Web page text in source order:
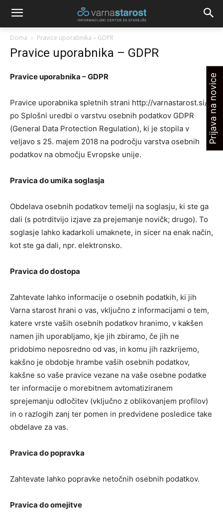
Doma Pravice uporabnika – GDPR
Pravice uporabnika – GDPR
Pravice uporabnika – GDPR
Pravice uporabnika spletnih strani http://varnastarost.si/
po Splošni uredbi o varstvu osebnih podatkov GDPR
(General Data Protection Regulation), ki je stopila v
veljavo s 25. majem 2018 na področju varstva osebnih
podatkov na območju Evropske unije.
Pravica do umika soglasja
Obdelava osebnih podatkov temelji na soglasju, ki ste ga
dali (s potrditvijo izjave za prejemanje novičk; drugo). To
soglasje lahko kadarkoli umaknete, in sicer na enak način,
kot ste ga dali, npr. elektronsko.
Pravica do dostopa
Zahtevate lahko informacije o osebnih podatkih, ki jih
Varna starost hrani o vas, vključno z informacijami o tem,
katere vrste vaših osebnih podatkov hranimo, v kakšen
namen jih uporabljamo, kje jih zbiramo, če jih ne
pridobimo neposredno od vas, in komu jih razkrijemo,
kakšno je obdobje hrambe vaših osebnih podatkov,
kakšne so vaše pravice vezane na vaše osebne podatke
ter informacije o morebitnem avtomatiziranem
sprejemanju odločitev (vključno z oblikovanjem profilov)
in o razlogih zanj ter pomen in predvidene posledice take
obdelave za vas.
Pravica do popravka
Zahtevate lahko popravke netočnih osebnih podatkov.
Pravica do omejitve
Prijava na novice